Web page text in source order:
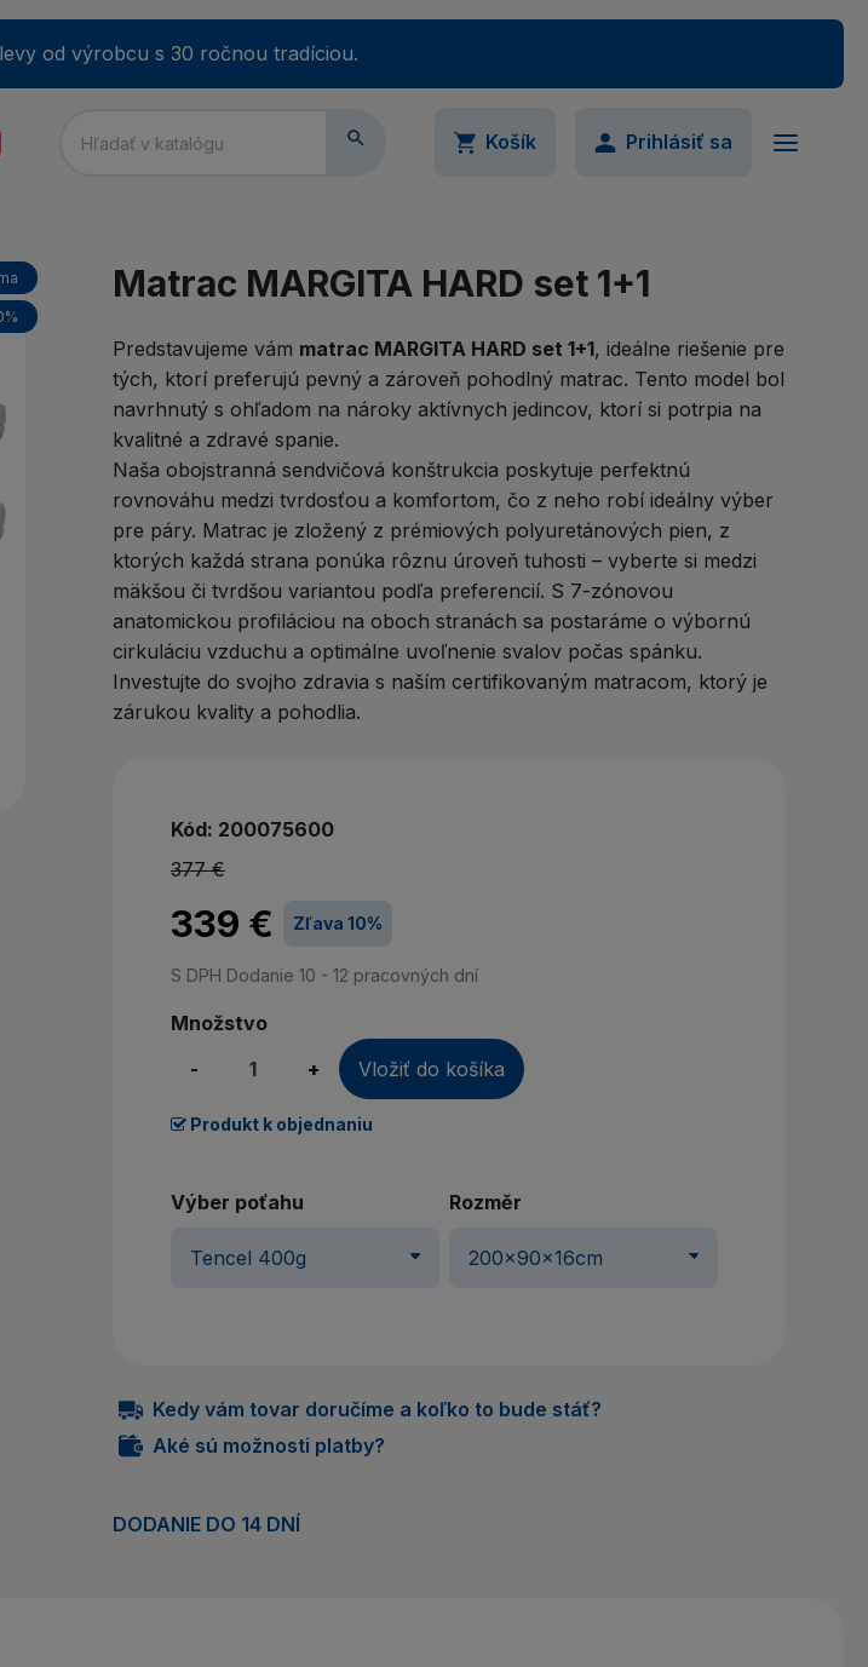
od výrobcu s 30 ročnou tradíciou.
 Košík
Váš nákupný košík je momentálne prázdny.
Pridajte produkty do košíka.
Prihlásiť sa
Heslo
Minimálne 5 znakov
Nemáte účet? Vytvorte si ho
Prihlásiť sa
Matrac MARGITA HARD set 1+1
Predstavujeme vám matrac MARGITA HARD set 1+1, ideálne riešenie pre
tých, ktorí preferujú pevný a zároveň pohodlný matrac. Tento model bol
navrhnutý s ohľadom na nároky aktívnych jedincov, ktorí si potrpia na
kvalitné a zdravé spanie.
Naša obojstranná sendvičová konštrukcia poskytuje perfektnú
rovnováhu medzi tvrdosťou a komfortom, čo z neho robí ideálny výber
pre páry. Matrac je zložený z prémiových polyuretánových pien, z
ktorých každá strana ponúka rôznu úroveň tuhosti – vyberte si medzi
mäkšou či tvrdšou variantou podľa preferencií. S 7-zónovou
anatomickou profiláciou na oboch stranách sa postaráme o výbornú
cirkuláciu vzduchu a optimálne uvoľnenie svalov počas spánku.
Investujte do svojho zdravia s naším certifikovaným matracom, ktorý je
zárukou kvality a pohodlia.
Kód: 200075600
377 €
339 € Zľava 10%
S DPH Dodanie 10 - 12 pracovných dní
Množstvo
-
+ Vložiť do košíka
Produkt k objednaniu
Výber poťahu Rozměr
Kedy vám tovar doručíme a koľko to bude stáť?
Aké sú možnosti platby?
DODANIE DO 14 DNÍ